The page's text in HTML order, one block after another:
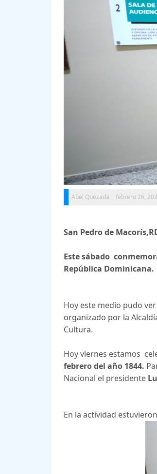
Abel Quezada febrero 26,
San Pedro de
Este sábado
República Dominicana.
Hoy este medio pudo
organizado por la
Cultura.
Hoy viernes estamos
febrero del año 1844.
Nacional el presidente
En la actividad